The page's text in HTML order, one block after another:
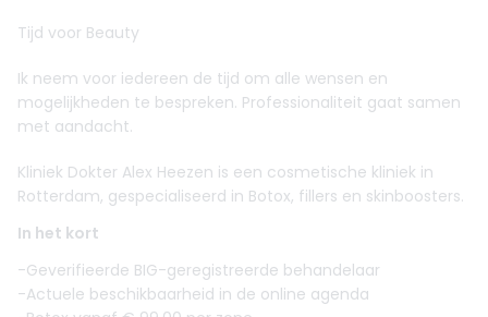
Tijd voor Beauty
Ik neem voor iedereen de tijd om alle wensen en
mogelijkheden te bespreken. Professionaliteit gaat samen
met aandacht.
Kliniek Dokter Alex Heezen is een cosmetische kliniek in
Rotterdam, gespecialiseerd in Botox, fillers en skinboosters.
In het kort
-Geverifieerde BIG-geregistreerde behandelaar
-Actuele beschikbaarheid in de online agenda